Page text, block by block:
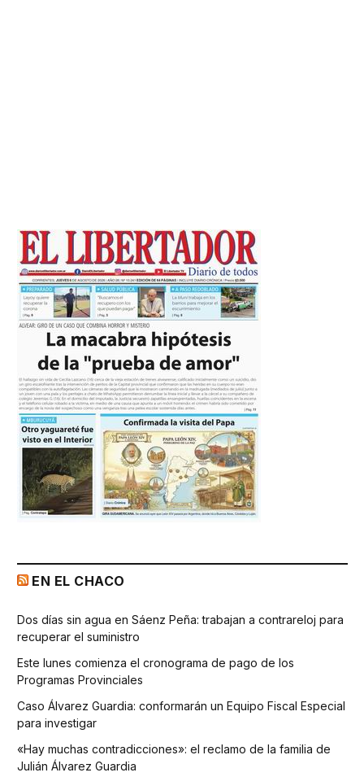
EN EL CHACO
Dos días sin agua en Sáenz Peña: trabajan a contrareloj para
recuperar el suministro
Este lunes comienza el cronograma de pago de los
Programas Provinciales
Caso Álvarez Guardia: conformarán un Equipo Fiscal Especial
para investigar
«Hay muchas contradicciones»: el reclamo de la familia de
Julián Álvarez Guardia